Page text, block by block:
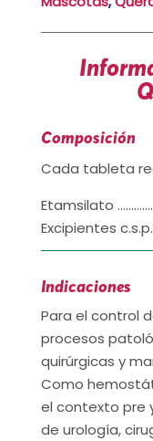
Composición
Cada tableta
Etamsilato
Excipientes
Indicaciones
Para el control
procesos
quirúrgicas y
Como
el contexto pre
de urología,